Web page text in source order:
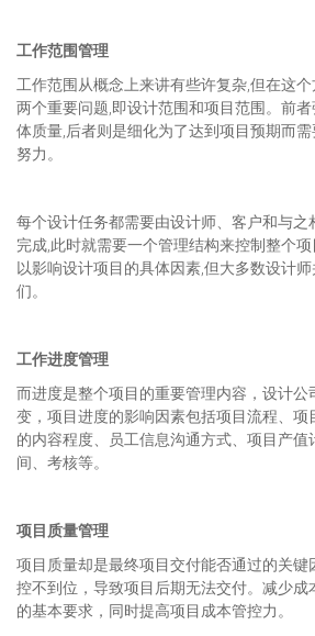
工作范围管理
工作范围从概念上来讲有些许复杂,但在这
两个重要问题,即设计范围和项目范围。前
体质量,后者则是细化为了达到项目预期而
努力。
每个设计任务都需要由设计师、客户和与之
完成,此时就需要一个管理结构来控制整个
以影响设计项目的具体因素,但大多数设计
们。
工作进度管理
而进度是整个项目的重要管理内容，设计公
变，项目进度的影响因素包括项目流程、项
的内容程度、员工信息沟通方式、项目产
间、考核等。
项目质量管理
项目质量却是最终项目交付能否通过的关键
控不到位，导致项目后期无法交付。减少成
的基本要求，同时提高项目成本管控力。